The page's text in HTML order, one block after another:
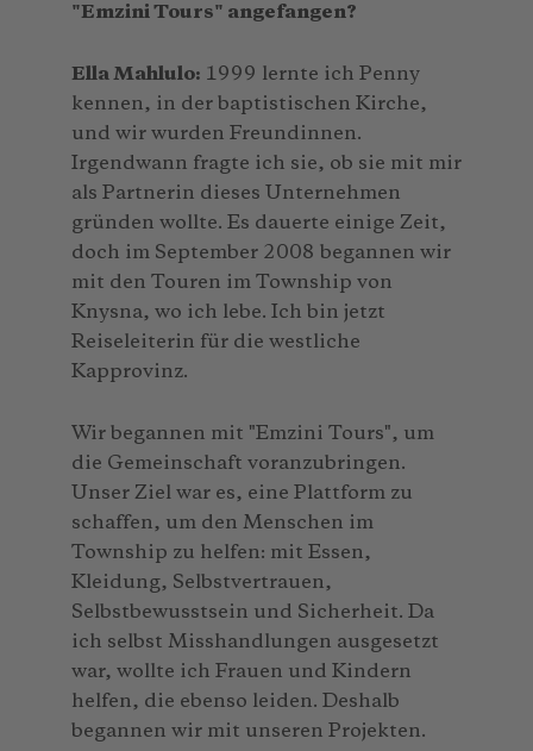
"Emzini Tours" angefangen?
Ella Mahlulo: 1999 lernte ich Penny
kennen, in der baptistischen Kirche,
und wir wurden Freundinnen.
Irgendwann fragte ich sie, ob sie mit mir
als Partnerin dieses Unternehmen
gründen wollte. Es dauerte einige Zeit,
doch im September 2008 begannen wir
mit den Touren im Township von
Knysna, wo ich lebe. Ich bin jetzt
Reiseleiterin für die westliche
Kapprovinz.
Wir begannen mit "Emzini Tours", um
die Gemeinschaft voranzubringen.
Unser Ziel war es, eine Plattform zu
schaffen, um den Menschen im
Township zu helfen: mit Essen,
Kleidung, Selbstvertrauen,
Selbstbewusstsein und Sicherheit. Da
ich selbst Misshandlungen ausgesetzt
war, wollte ich Frauen und Kindern
helfen, die ebenso leiden. Deshalb
begannen wir mit unseren Projekten.